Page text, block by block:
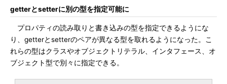
getterとsetterに別の型を指定可能に
プロパティの読み取りと書き込みの型を指定できるようにな
り、getterとsetterのペアが異なる型を取れるようになった。こ
れらの型はクラスやオブジェクトリテラル、インタフェース、オ
ブジェクト型で別々に指定できる。